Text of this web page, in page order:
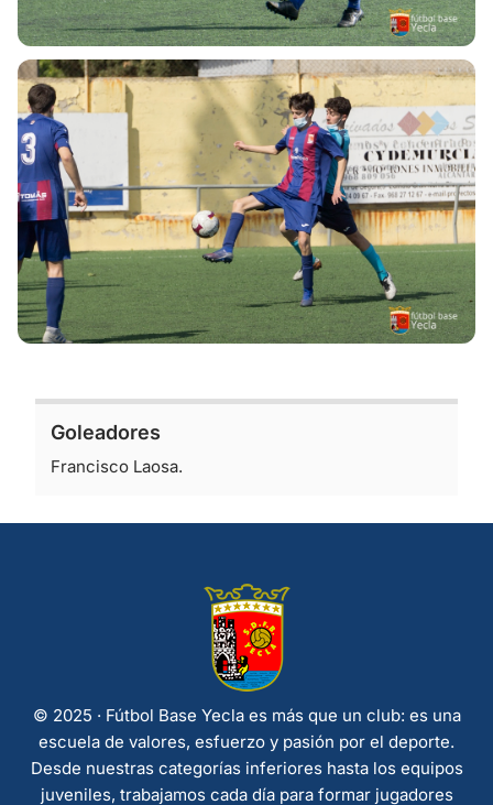
Goleadores
Francisco Laosa.
© 2025 · Fútbol Base Yecla es más que un club: es una
escuela de valores, esfuerzo y pasión por el deporte.
Desde nuestras categorías inferiores hasta los equipos
juveniles, trabajamos cada día para formar jugadores